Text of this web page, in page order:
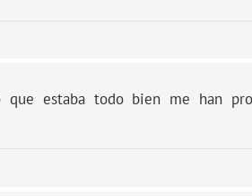
estaba todo bien me han